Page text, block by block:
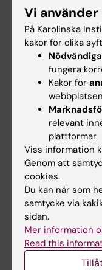
Huvudmeny
Utbildning
Forskarutbildning
Forskning
Nyheter
Kalender
Student
Ladok
Canvas
Vi
På Karolinska
kakor för olika
Nödvändiga
fungera
Kakor för
relevant
plattformar.
Viss information
Genom att
cookies.
Du kan när som
samtycke via
sidan.
Mer information
Read this